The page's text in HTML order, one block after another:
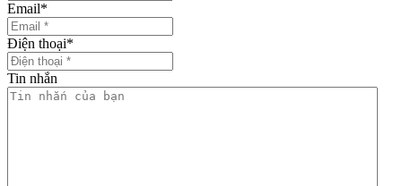
Email*
Điện thoại*
Tin nhắn